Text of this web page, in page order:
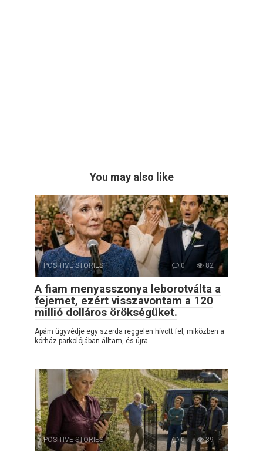
You may also like
POSITIVE STORIES 0 82
A fiam menyasszonya leborotválta a
fejemet, ezért visszavontam a 120
millió dolláros örökségüket.
Apám ügyvédje egy szerda reggelen hívott fel, miközben a
kórház parkolójában álltam, és újra
POSITIVE STORIES 0 39